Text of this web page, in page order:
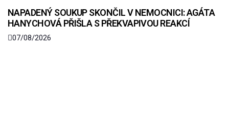
NAPADENÝ SOUKUP SKONČIL V NEMOCNICI: AGÁTA
HANYCHOVÁ PŘIŠLA S PŘEKVAPIVOU REAKCÍ
07/08/2026